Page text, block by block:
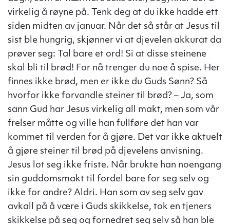
virkelig å røyne på. Tenk deg at du ikke hadde ett
siden midten av januar. Når det så står at Jesus til
sist ble hungrig, skjønner vi at djevelen akkurat da
prøver seg: Tal bare et ord! Si at disse steinene
skal bli til brød! For nå trenger du noe å spise. Her
finnes ikke brød, men er ikke du Guds Sønn? Så
hvorfor ikke forvandle steiner til brød? – Ja, som
sann Gud har Jesus virkelig all makt, men som vår
frelser måtte og ville han fullføre det han var
kommet til verden for å gjøre. Det var ikke aktuelt
å gjøre steiner til brød på djevelens anvisning.
Jesus lot seg ikke friste. Når brukte han noengang
sin guddomsmakt til fordel bare for seg selv og
ikke for andre? Aldri. Han som av seg selv gav
avkall på å være i Guds skikkelse, tok en tjeners
skikkelse på seg og fornedret seg selv så han ble